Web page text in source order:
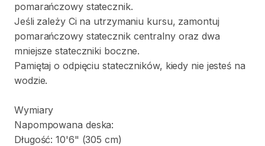
pomarańczowy statecznik.
Jeśli zależy Ci na utrzymaniu kursu​,​ zamontuj
pomarańczowy statecznik centralny oraz dwa
mniejsze stateczniki boczne.
Pamiętaj o odpięciu stateczników​,​ kiedy nie jesteś na
wodzie.
Wymiary
Napompowana deska:
Długość: 10'6" (305 cm)